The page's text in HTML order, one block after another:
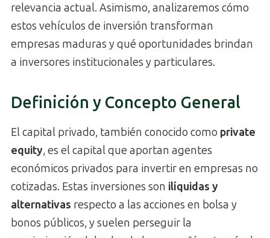
relevancia actual. Asimismo, analizaremos cómo
estos vehículos de inversión transforman
empresas maduras y qué oportunidades brindan
a inversores institucionales y particulares.
Definición y Concepto General
El capital privado, también conocido como private
equity, es el capital que aportan agentes
económicos privados para invertir en empresas no
cotizadas. Estas inversiones son ilíquidas y
alternativas respecto a las acciones en bolsa y
bonos públicos, y suelen perseguir la